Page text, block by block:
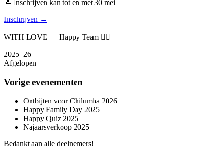
📝 Inschrijven kan tot en met 30 mei
Inschrijven →
WITH LOVE — Happy Team ❤️‍🔥
2025–26
Afgelopen
Vorige evenementen
Ontbijten voor Chilumba 2026
Happy Family Day 2025
Happy Quiz 2025
Najaarsverkoop 2025
Bedankt aan alle deelnemers!